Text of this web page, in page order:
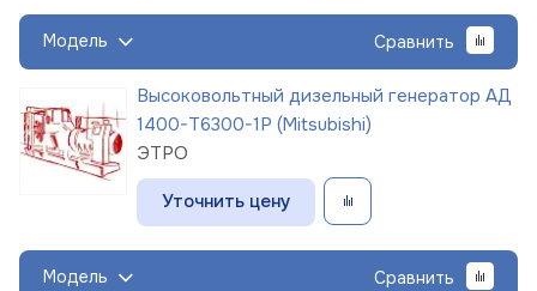
Модель Сравнить
Высоковольтный дизельный генератор АД
1400-Т6300-1Р (Mitsubishi)
ЭТРО
Уточнить цену
Модель Сравнить